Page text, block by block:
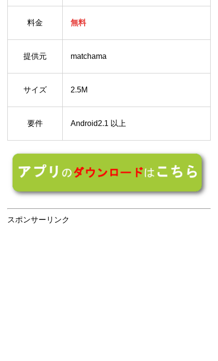
料金 無料
提供元 matchama
サイズ 2.5M
要件 Android2.1 以上
スポンサーリンク